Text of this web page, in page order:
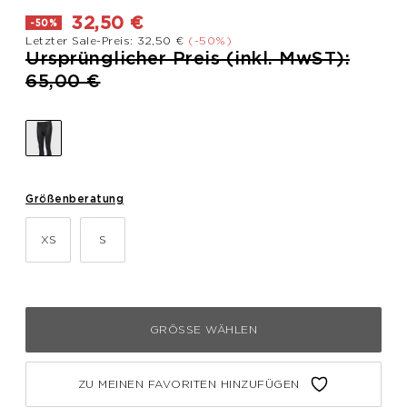
-50% 32,50 €
Letzter Sale-Preis: 32,50 € (-50%)
Preis reduziert von
Ursprünglicher Preis (inkl. MwST):
65,00 €bis
Größenberatung
XS S
GRÖSSE WÄHLEN
ZU MEINEN FAVORITEN HINZUFÜGEN